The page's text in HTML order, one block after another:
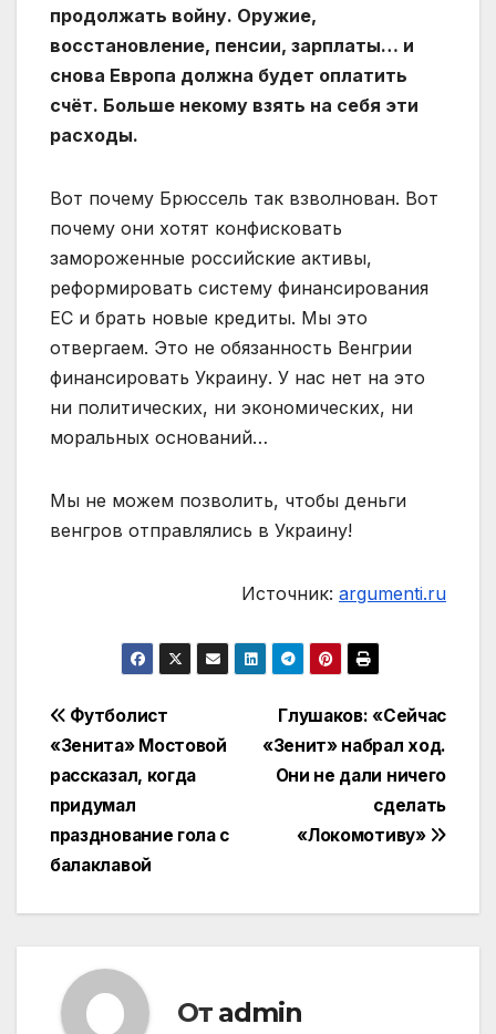
продолжать войну. Оружие,
восстановление, пенсии, зарплаты… и
снова Европа должна будет оплатить
счёт. Больше некому взять на себя эти
расходы.
Вот почему Брюссель так взволнован. Вот
почему они хотят конфисковать
замороженные российские активы,
реформировать систему финансирования
ЕС и брать новые кредиты. Мы это
отвергаем. Это не обязанность Венгрии
финансировать Украину. У нас нет на это
ни политических, ни экономических, ни
моральных оснований…
Мы не можем позволить, чтобы деньги
венгров отправлялись в Украину!
Источник: argumenti.ru
Навигация
по
записям
Глушаков: «Сейчас
«Зенит» набрал ход.
Они не дали ничего
сделать
«Локомотиву»
Футболист
«Зенита» Мостовой
рассказал, когда
придумал
празднование гола с
балаклавой
От admin